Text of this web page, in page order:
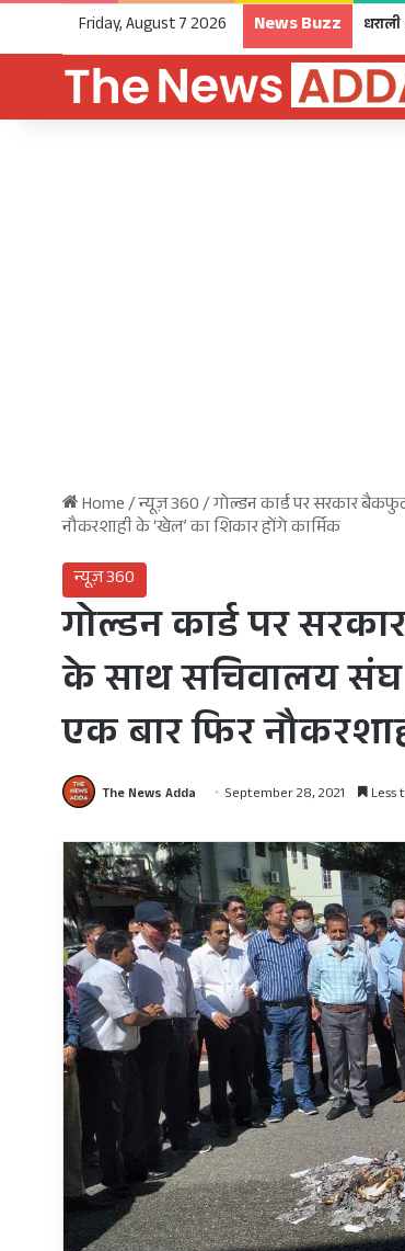
Friday, August 7 2026 News Buzz
Home/न्यूज़ 360/गोल्डन कार्ड पर सरकार
नौकरशाही के ‘खेल’ का शिकार होंगे कार्मिक
न्यूज़ 360
गोल्डन कार्ड पर
के साथ सचिवालय
एक बार फिर
The News Adda September 28, 2021 Less